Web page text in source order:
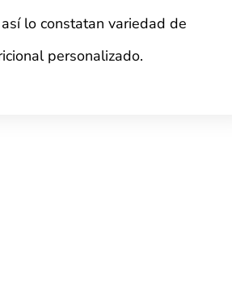
lo constatan variedad de
personalizado.